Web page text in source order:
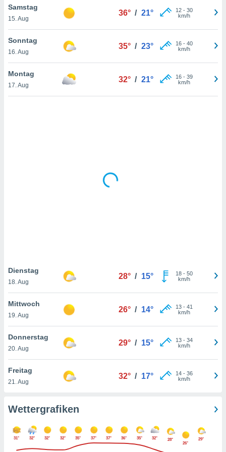
können
von
und
klicken.
und
Samstag
15. Aug
36° / 21° 12- 30
km/h
Sonntag
16. Aug
35° / 23° 16- 40
km/h
Montag
17. Aug
32° / 21° 16- 39
km/h
Dienstag
18. Aug
28° / 15° 18- 50
km/h
Mittwoch
19. Aug
26° / 14° 13- 41
km/h
Donnerstag
20. Aug
29° / 15° 13- 34
km/h
Freitag
21. Aug
32° / 17° 14- 36
km/h
Wettergrafiken
31° 32° 32° 32° 35° 37° 37° 36° 35° 32° 28°
26°
29°